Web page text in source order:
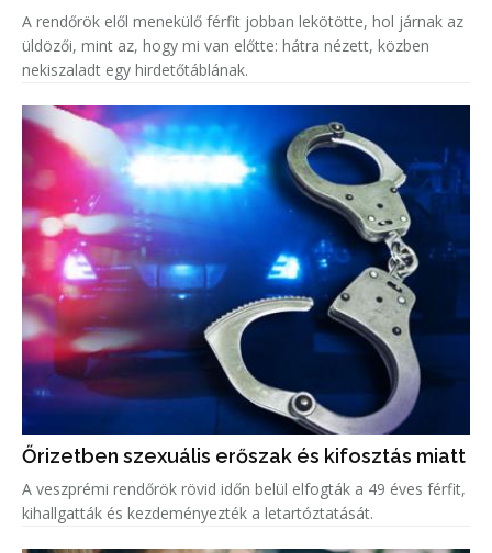
A rendőrök elől menekülő férfit jobban lekötötte, hol járnak az
üldözői, mint az, hogy mi van előtte: hátra nézett, közben
nekiszaladt egy hirdetőtáblának.
Őrizetben szexuális erőszak és kifosztás miatt
A veszprémi rendőrök rövid időn belül elfogták a 49 éves férfit,
kihallgatták és kezdeményezték a letartóztatását.